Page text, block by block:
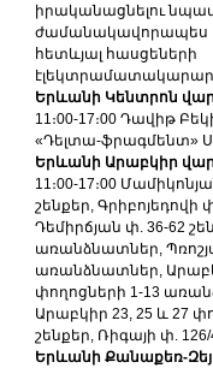
իրականացնելու
ժամանակավորապես
հետևյալ հասցեների
Երևանի Կենտրոն
11։00-17։00 Դավիթ
«Դելտա-ֆրագմենտ»
Երևանի Արաբկիր
11։00-17։00
շենքեր, Գրիբոյեդովի
Դեմիրճյան փ. 36-62
առանձնատներ,
առանձնատներ,
փողոցների 1-13
Արաբկիր 23, 25 և 27
շենքեր, Ռիգայի փ. 126/
Երևանի Քանաքեռ-